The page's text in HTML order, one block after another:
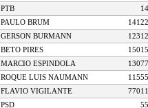
PTB
PAULO BRUM
GERSON BURMANN
BETO PIRES
MARCIO ESPINDOLA
ROQUE LUIS NAUMANN
FLAVIO VIGILANTE
PSD